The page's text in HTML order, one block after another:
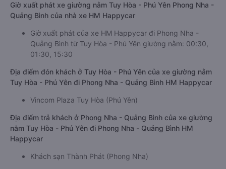
Giờ xuất phát xe giường nằm Tuy Hòa - Phú Yên Phong Nha -
Quảng Bình của nhà xe HM Happycar
Giờ xuất phát của xe HM Happycar đi Phong Nha -
Quảng Bình từ Tuy Hòa - Phú Yên giường nằm: 00:30,
01:30, 15:30
Địa điểm đón khách ở Tuy Hòa - Phú Yên của xe giường nằm
Tuy Hòa - Phú Yên đi Phong Nha - Quảng Bình HM Happycar
Vincom Plaza Tuy Hòa (Phú Yên)
Địa điểm trả khách ở Phong Nha - Quảng Bình của xe giường
nằm Tuy Hòa - Phú Yên đi Phong Nha - Quảng Bình HM
Happycar
Khách sạn Thành Phát (Phong Nha)